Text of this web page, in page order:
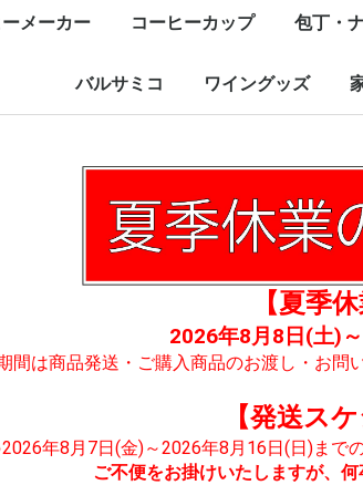
赤
白
ロゼ
発泡・微発泡
ノストラーレ
トマト・パスタソース
パスタ
調味料
FRAGASSIのトマト
ソフトドリンク ハム・サラミ・パンチェッタ・スモークサーモン
チーズ ドンペッペ（DON PEPPE）
デルヴェルデ（DELVERDE）
フィルターインボトル 300ml
750ml
ケトル・ポット
スクウェア
レクタングル浅型
レクタングル深型
持ち手付きストッカー
バターケース
ボール
バット
ロカポ
ぬか漬け美人 ニューサルヴァスパツィオ
食品全般・食材・パスタソース
コーヒー豆
キッチン用品
ワイン・オリーブオイル
メーカー コーヒーカップ 包丁・
バルサミコ ワイングッズ
【夏季
2026年8月8日(土)
間は商品発送・ご購入商品のお渡し・お問
【発送ス
年8月7日(金)～2026年8月16日(日)まで
ご不便をお掛けいたしますが、